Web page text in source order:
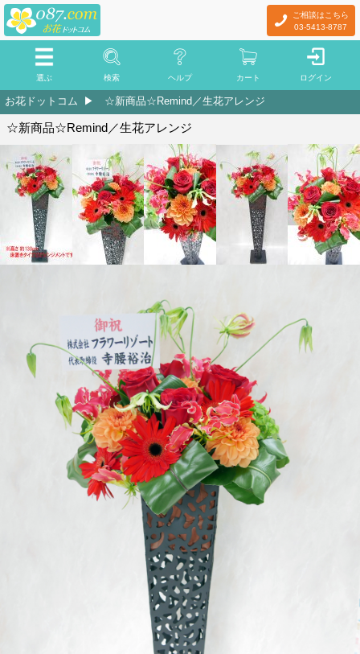
ご相談はこちら
03-5413-8787
選ぶ 検索 ヘルプ カート ログイン
お花ドットコム ☆新商品☆Remind／生花アレンジ
☆新商品☆Remind／生花アレンジ